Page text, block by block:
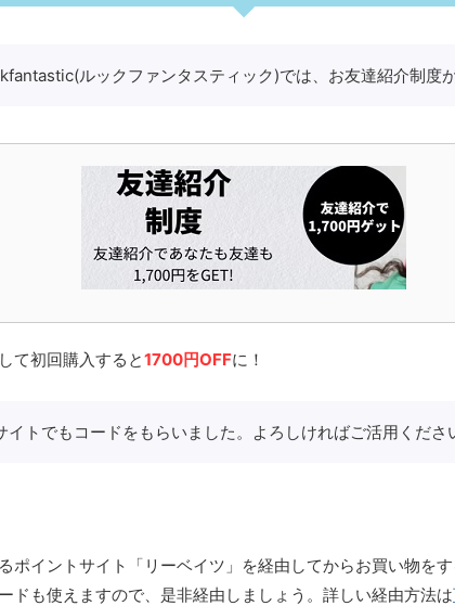
ルックファンタスティック)では、お友達紹介制度が
て初回購入すると1700円OFFに！
イトでもコードをもらいました。よろしければご活用くださ
ポイントサイト「リーベイツ」を経由してからお買い物をす
ドも使えますので、是非経由しましょう。詳しい経由方法は